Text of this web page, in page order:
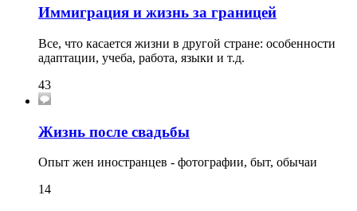
Иммиграция и жизнь за границей
Все, что касается жизни в другой стране: особенности
адаптации, учеба, работа, языки и т.д.
43
Жизнь после свадьбы
Опыт жен иностранцев - фотографии, быт, обычаи
14